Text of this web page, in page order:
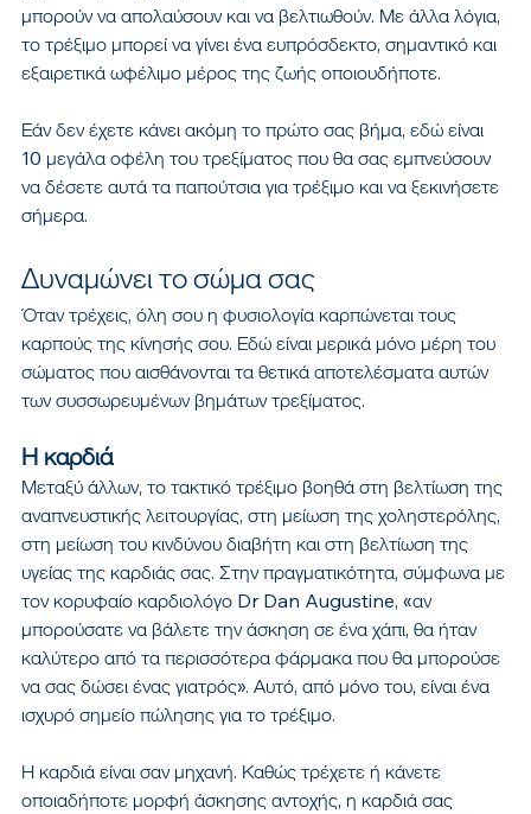
μπορούν να απολαύσουν και να βελτιωθούν. Με άλλα λόγια,
το τρέξιμο μπορεί να γίνει ένα ευπρόσδεκτο, σημαντικό και
εξαιρετικά ωφέλιμο μέρος της ζωής οποιουδήποτε.
Εάν δεν έχετε κάνει ακόμη το πρώτο σας βήμα, εδώ είναι
10 μεγάλα οφέλη του τρεξίματος που θα σας εμπνεύσουν
να δέσετε αυτά τα παπούτσια για τρέξιμο και να ξεκινήσετε
σήμερα.
Δυναμώνει το σώμα σας
Όταν τρέχεις, όλη σου η φυσιολογία καρπώνεται τους
καρπούς της κίνησής σου. Εδώ είναι μερικά μόνο μέρη του
σώματος που αισθάνονται τα θετικά αποτελέσματα αυτών
των συσσωρευμένων βημάτων τρεξίματος.
Η καρδιά
Μεταξύ άλλων, το τακτικό τρέξιμο βοηθά στη βελτίωση της
αναπνευστικής λειτουργίας, στη μείωση της χοληστερόλης,
στη μείωση του κινδύνου διαβήτη και στη βελτίωση της
υγείας της καρδιάς σας. Στην πραγματικότητα, σύμφωνα με
τον κορυφαίο καρδιολόγο Dr Dan Augustine, «αν
μπορούσατε να βάλετε την άσκηση σε ένα χάπι, θα ήταν
καλύτερο από τα περισσότερα φάρμακα που θα μπορούσε
να σας δώσει ένας γιατρός». Αυτό, από μόνο του, είναι ένα
ισχυρό σημείο πώλησης για το τρέξιμο.
Η καρδιά είναι σαν μηχανή. Καθώς τρέχετε ή κάνετε
οποιαδήποτε μορφή άσκησης αντοχής, η καρδιά σας